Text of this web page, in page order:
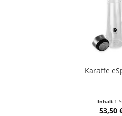
Karaffe
Inhalt 1
53,50